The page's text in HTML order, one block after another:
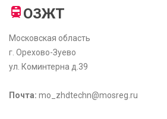
ОЗЖТ
Московская область
г. Орехово-Зуево
ул. Коминтерна д.39
Почта: mo_zhdtechn@mosreg.ru